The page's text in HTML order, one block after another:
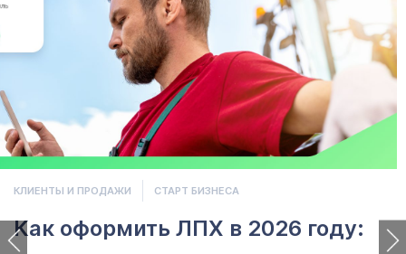
КЛИЕНТЫ И ПРОДАЖИ СТАРТ БИЗНЕСА
Как оформить ЛПХ в 2026 году: